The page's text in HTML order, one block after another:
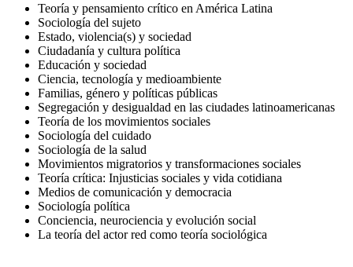
Teoría y pensamiento crítico en América Latina
Sociología del sujeto
Estado, violencia(s) y sociedad
Ciudadanía y cultura política
Educación y sociedad
Ciencia, tecnología y medioambiente
Familias, género y políticas públicas
Segregación y desigualdad en las ciudades latinoamericanas
Teoría de los movimientos sociales
Sociología del cuidado
Sociología de la salud
Movimientos migratorios y transformaciones sociales
Teoría crítica: Injusticias sociales y vida cotidiana
Medios de comunicación y democracia
Sociología política
Conciencia, neurociencia y evolución social
La teoría del actor red como teoría sociológica